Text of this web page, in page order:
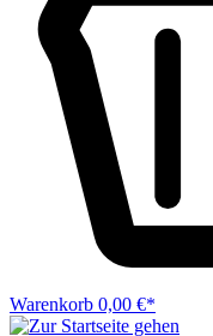
Warenkorb 0,00 €*